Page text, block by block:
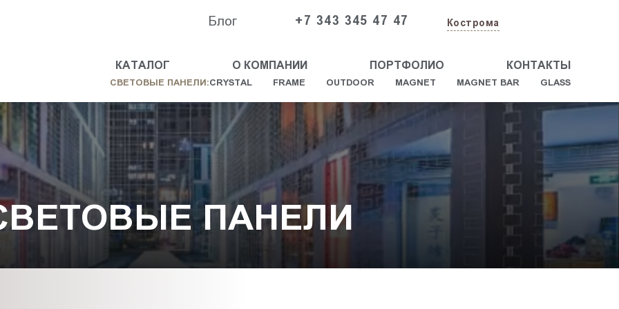
Блог +7 343 345 47 47 Кострома
КАТАЛОГ О КОМПАНИИ ПОРТФОЛИО КОНТАКТЫ
СВЕТОВЫЕ ПАНЕЛИ:CRYSTAL FRAME OUTDOOR MAGNET MAGNET BAR GLASS
ПАНЕЛИ